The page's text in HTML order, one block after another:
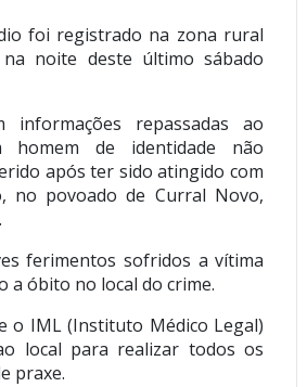
foi registrado na zona rural
na noite deste último sábado
informações repassadas ao
homem de identidade não
após ter sido atingido com
no povoado de Curral Novo,
ferimentos sofridos a vítima
a óbito no local do crime.
o IML (Instituto Médico Legal)
local para realizar todos os
praxe.